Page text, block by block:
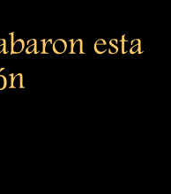
esta